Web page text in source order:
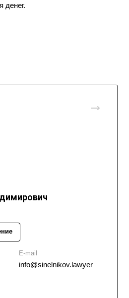
денег.
E-mail
info@sinelnikov.lawyer